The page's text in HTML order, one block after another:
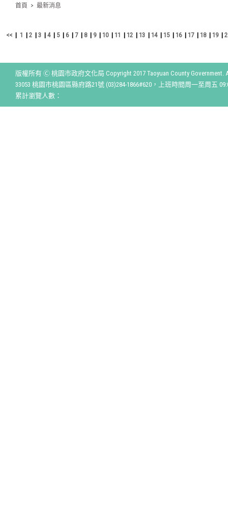
首頁 > 最新消息
<< | 1 | 2 | 3 | 4 | 5 | 6 | 7 | 8 | 9 | 10 | 11 | 12 | 13 | 14 | 15 | 16 | 17 | 18 | 19 |
版權所有 Ⓒ 桃園市政府文化局 Copyright 2017 Taoyuan County Government.
33053 桃園市桃園區縣府路21號 (03)284-1866#620，上班時間周一至周五
累計瀏覽人數：